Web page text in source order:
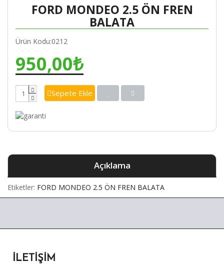
FORD MONDEO 2.5 ÖN FREN
BALATA
Ürün Kodu:0212
950,00₺
Sepete Ekle
Açıklama
Etiketler: FORD MONDEO 2.5 ÖN FREN BALATA
İLETIŞIM